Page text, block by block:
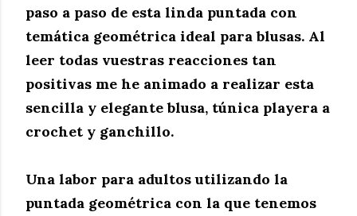
paso a paso de esta linda puntada con
temática geométrica ideal para blusas. Al
leer todas vuestras reacciones tan
positivas me he animado a realizar esta
sencilla y elegante blusa, túnica playera a
crochet y ganchillo.
Una labor para adultos utilizando la
puntada geométrica con la que tenemos